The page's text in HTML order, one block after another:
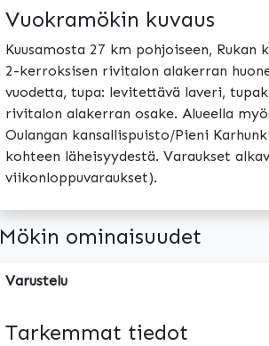
Vuokramökin kuvaus
Kuusamosta 27 km pohjoiseen, Rukan
2-kerroksisen rivitalon alakerran
vuodetta, tupa: levitettävä laveri,
rivitalon alakerran osake. Alueella
Oulangan kansallispuisto/Pieni
kohteen läheisyydestä. Varaukset
viikonloppuvaraukset).
Mökin ominaisuudet
Varustelu
Tarkemmat tiedot